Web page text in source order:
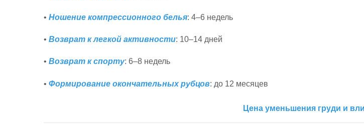
• Ношение компрессионного белья: 4–6 недель
• Возврат к легкой активности: 10–14 дней
• Возврат к спорту: 6–8 недель
• Формирование окончательных рубцов: до 12 месяцев
Цена уменьшения груди и